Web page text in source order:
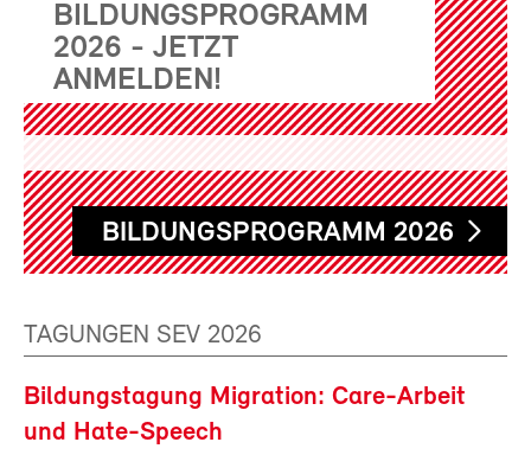
BILDUNGSPROGRAMM
2026 - JETZT
ANMELDEN!
BILDUNGSPROGRAMM 2026
TAGUNGEN SEV 2026
Bildungstagung Migration: Care-Arbeit
und Hate-Speech